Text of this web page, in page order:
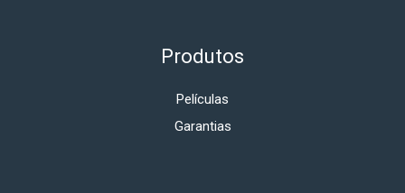
Produtos
Películas
Garantias